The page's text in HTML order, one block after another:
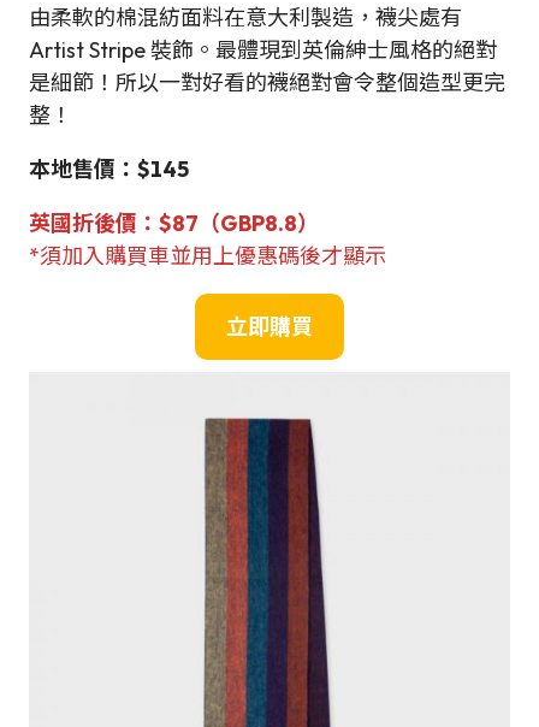
由柔軟的棉混紡面料在意大利製造，襪尖處有
Artist Stripe 裝飾。最體現到英倫紳士風格的絕對
是細節！所以一對好看的襪絕對會令整個造型更完
整！
本地售價：$145
英國折後價：$87（GBP8.8）
*須加入購買車並用上優惠碼後才顯示
立即購買